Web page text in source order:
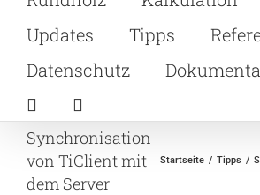
Updates
Tipps
Datenschutz
Synchronisation
von TiClient mit
dem Server
Startseite Tipps